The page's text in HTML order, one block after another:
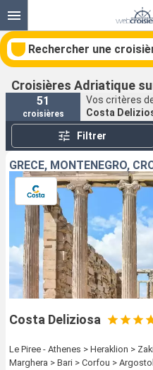
Rechercher une
Nos destinations
Mois de départ
Ports
Croisières Adriatique
51
croisières
Vos critères
Costa
Filtrer
GRÈCE, MONTENEGRO,
Costa Deliziosa
Le Piree - Athenes > Heraklion >
Marghera > Bari > Corfou >